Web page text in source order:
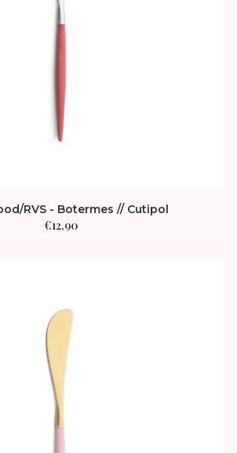
RVS - Botermes // Cutipol
€12,90